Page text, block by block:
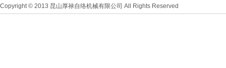
Copyright © 2013 昆山厚禄自络机械有限公司 All Rights Reserved